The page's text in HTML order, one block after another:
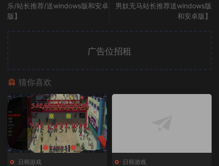
乐/站长推荐/送windows版和安卓
版】
男奴无马站长推荐送windows版
和安卓版】
广告位招租
猜你喜欢
日韩游戏 日韩游戏